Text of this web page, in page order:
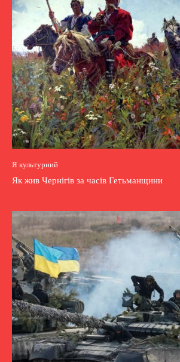
Я культурний
Як жив Чернігів за часів Гетьманщини